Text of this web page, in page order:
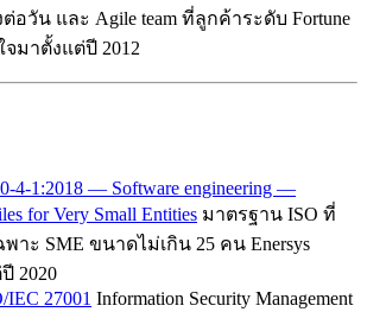
อวัน และ Agile team ที่ลูกค้าระดับ Fortune
จมาตั้งแต่ปี 2012
4-1:2018 — Software engineering —
for Very Small Entities มาตรฐาน ISO ที่
าะ SME ขนาดไม่เกิน 25 คน Enersys
2020
IEC 27001 Information Security Management